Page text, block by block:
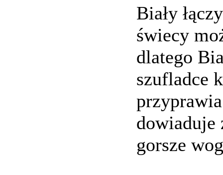
Biały
świecy
dlatego
szufladce
dowiaduje
gorsze